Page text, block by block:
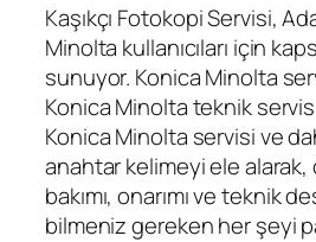
Kaşıkçı Fotokopi Servisi,
Minolta kullanıcıları için
sunuyor. Konica Minolta
Konica Minolta teknik
Konica Minolta servisi ve
anahtar kelimeyi ele alarak,
bakımı, onarımı ve teknik
bilmeniz gereken her şeyi